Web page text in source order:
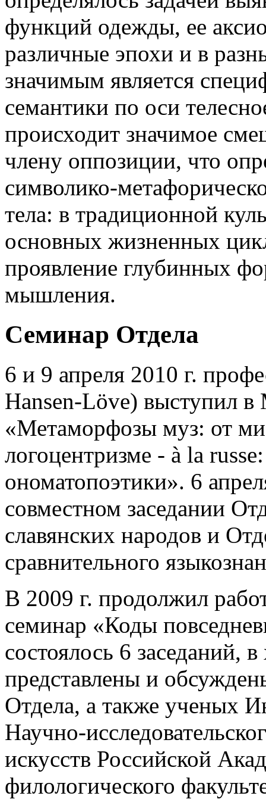
функций одежды, ее
различные эпохи и в
значимым является
семантики по оси
происходит значимое
члену оппозиции, что
символико-
тела: в традиционной
основных жизненных
проявление глубинных
мышления.
Семинар Отдела
6 и 9 апреля 2010 г.
Hansen-Löve) выступил в
«Метаморфозы муз: от
логоцентризме - à la
oноматопоэтики». 6
совместном заседании
славянских народов и
сравнительного
В 2009 г. продолжил
семинар «Коды
состоялось 6 заседаний,
представлены и
Отдела, а также ученых
Научно-
искусств Российской
филологического